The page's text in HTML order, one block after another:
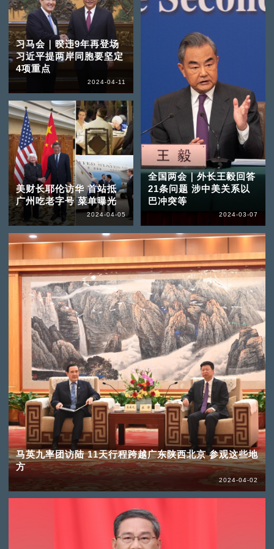
习马会｜暌违9年再登场
习近平提两岸同胞要坚定
4项重点
2024-04-11
美财长耶伦访华 首站抵
广州吃老字号 菜单曝光
2024-04-05
马英九率团访陆 11天行程跨越广东陕西北京 参观这些地
方
2024-04-02
全国两会｜外长王毅回答
21条问题 涉中美关系以
巴冲突等
2024-03-07